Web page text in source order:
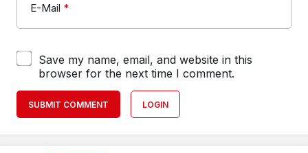
E-Mail *
Save my name, email, and website in this
browser for the next time I comment.
SUBMIT COMMENT LOGIN